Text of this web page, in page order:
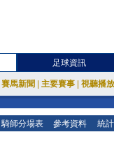
足球資訊
賽馬新聞 主要賽事 視聽播
騎師分場表 參考資料 統